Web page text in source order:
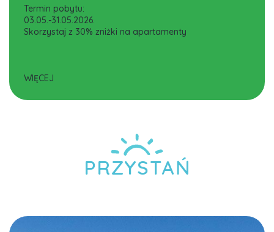
Termin pobytu:
03.05.-31.05.2026.
Skorzystaj z 30% zniżki na apartamenty
WIĘCEJ
PRZYSTAŃ